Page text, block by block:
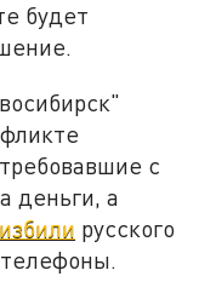
будет
с
деньги, а
русского